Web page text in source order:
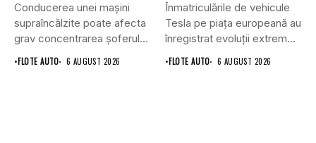
Conducerea unei mașini
supraîncălzite poate afecta
grav concentrarea șoferului
și poate crește...
•FLOTE AUTO 6 AUGUST 2026
Înmatriculările de vehicule
Tesla pe piața europeană au
înregistrat evoluții extrem
de...
•FLOTE AUTO 6 AUGUST 2026